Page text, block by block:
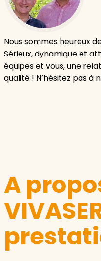
Nous sommes heureux
Sérieux, dynamique et
équipes et vous, une
qualité ! N’hésitez pas à
A